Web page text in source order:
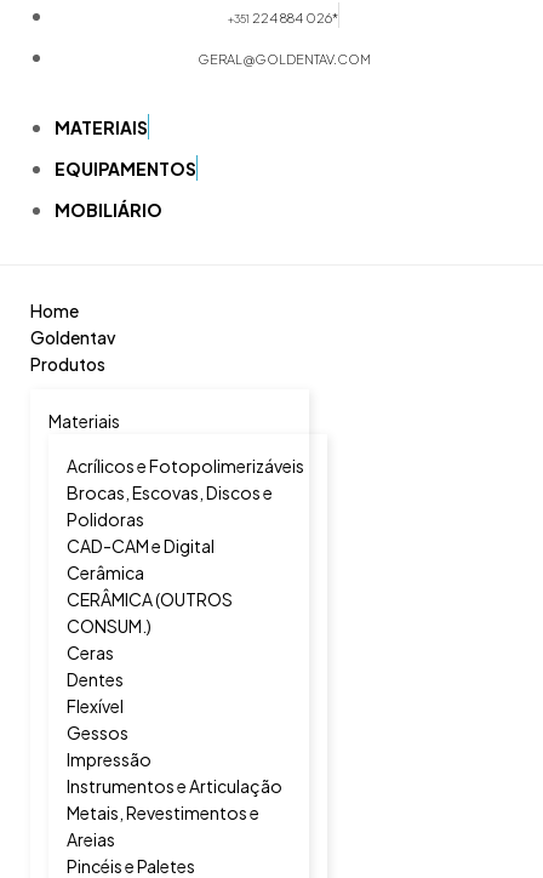
+351 224 884 026*
GERAL@GOLDENTAV.COM
MATERIAIS
EQUIPAMENTOS
MOBILIÁRIO
Home
Goldentav
Produtos
Materiais
Acrílicos e Fotopolimerizáveis
Brocas, Escovas, Discos e
Polidoras
CAD-CAM e Digital
Cerâmica
CERÂMICA (OUTROS
CONSUM.)
Ceras
Dentes
Flexível
Gessos
Impressão
Instrumentos e Articulação
Metais, Revestimentos e
Areias
Pincéis e Paletes